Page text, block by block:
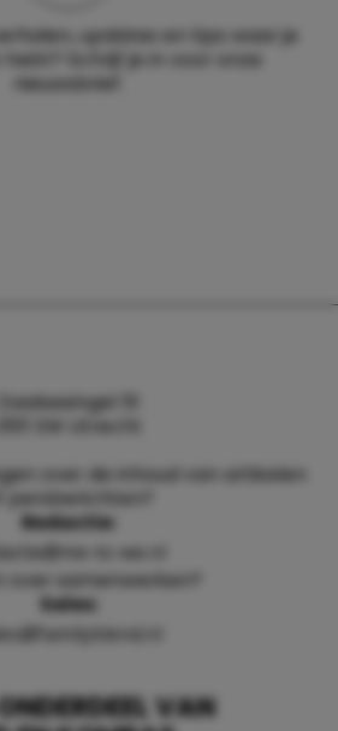
updates en tips waar je
hebt? Schrijf je in voor onze
nieuwsbrief.
VAN
Daalsesingel 51
3511 SW Utrecht
over de inhoud van artikelen
persberichten?
Redactie:
to-we.nl
over samenwerken?
Sales: